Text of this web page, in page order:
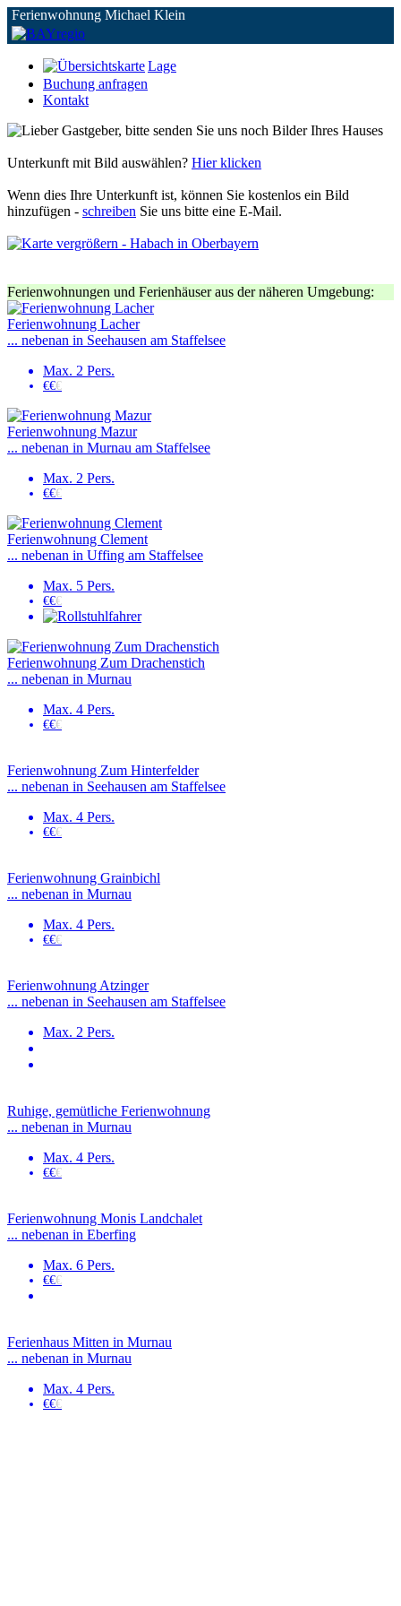
Ferienwohnung Michael Klein
Lage
Buchung anfragen
Kontakt
Unterkunft mit Bild auswählen? Hier klicken
Wenn dies Ihre Unterkunft ist, können Sie kostenlos ein Bild
hinzufügen - schreiben Sie uns bitte eine E-Mail.
Ferienwohnungen und Ferienhäuser aus der näheren Umgebung:
Ferienwohnung Lacher
... nebenan in Seehausen am Staffelsee
Max. 2 Pers.
€€€
Ferienwohnung Mazur
... nebenan in Murnau am Staffelsee
Max. 2 Pers.
€€€
Ferienwohnung Clement
... nebenan in Uffing am Staffelsee
Max. 5 Pers.
€€€
Ferienwohnung Zum Drachenstich
... nebenan in Murnau
Max. 4 Pers.
€€€
Ferienwohnung Zum Hinterfelder
... nebenan in Seehausen am Staffelsee
Max. 4 Pers.
€€€
Ferienwohnung Grainbichl
... nebenan in Murnau
Max. 4 Pers.
€€€
Ferienwohnung Atzinger
... nebenan in Seehausen am Staffelsee
Max. 2 Pers.
Ruhige, gemütliche Ferienwohnung
... nebenan in Murnau
Max. 4 Pers.
€€€
Ferienwohnung Monis Landchalet
... nebenan in Eberfing
Max. 6 Pers.
€€€
Ferienhaus Mitten in Murnau
... nebenan in Murnau
Max. 4 Pers.
€€€